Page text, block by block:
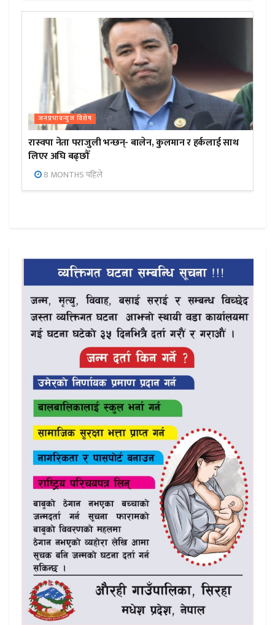
जनप्रभाबन्युज विशेष
रास्वपा नेता पराजुली भन्छन्- बालेन, कुलमान र हर्कलाई साथ
लिएर अघि बढ्छौँ
8 MONTHS पहिले